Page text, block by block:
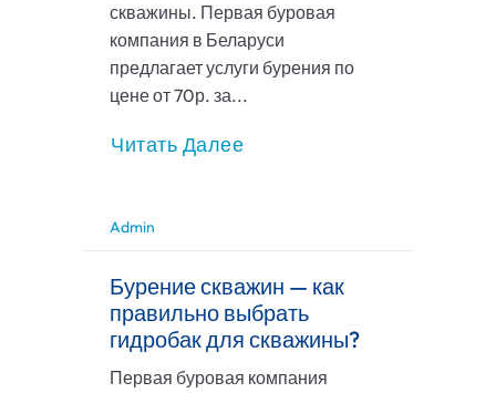
скважины. Первая буровая
компания в Беларуси
предлагает услуги бурения по
цене от 70р. за...
Читать Далее
Admin
Бурение скважин — как
правильно выбрать
гидробак для скважины?
Первая буровая компания